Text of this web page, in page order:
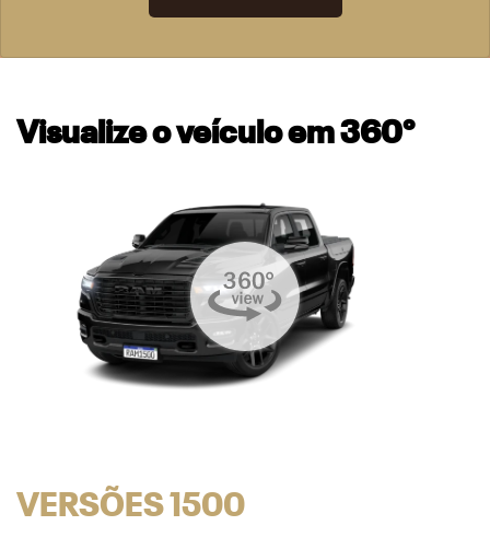
Visualize o veículo em 360°
VERSÕES 1500